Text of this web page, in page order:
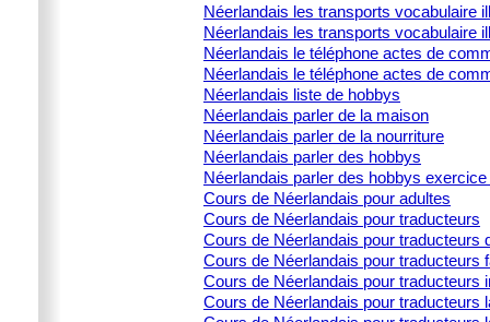
Néerlandais les transports vocabulaire
Néerlandais les transports vocabulaire
Néerlandais le téléphone actes de
Néerlandais le téléphone actes de
Néerlandais liste de hobbys
Néerlandais parler de la maison
Néerlandais parler de la nourriture
Néerlandais parler des hobbys
Néerlandais parler des hobbys
Cours de Néerlandais pour adultes
Cours de Néerlandais pour traducteurs
Cours de Néerlandais pour traducteurs
Cours de Néerlandais pour traducteurs
Cours de Néerlandais pour traducteurs
Cours de Néerlandais pour traducteurs